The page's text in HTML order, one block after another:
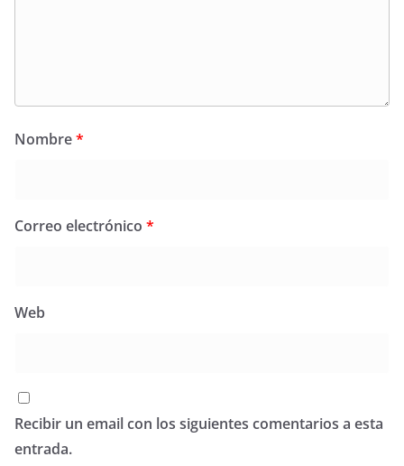
Nombre*
Correo electrónico *
Web
Recibir un email con los siguientes comentarios a esta
entrada.